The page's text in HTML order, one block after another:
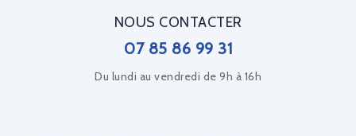
NOUS CONTACTER
07 85 86 99 31
Du lundi au vendredi de 9h à 16h